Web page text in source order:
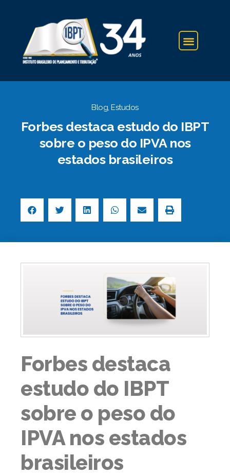
Blog,Estudos
Forbes destaca estudo do IBPT
sobre o peso do IPVA nos
estados brasileiros
Forbes destaca
estudo do IBPT
sobre o peso do
IPVA nos estados
brasileiros